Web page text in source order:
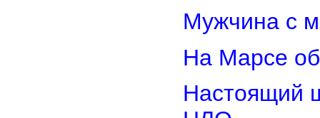
Мужчина с
На Марсе
Настоящий